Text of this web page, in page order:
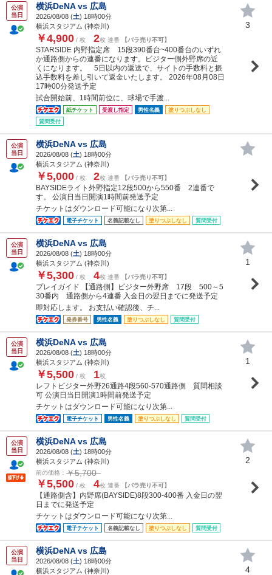
公演
当日
横浜DeNA vs 広島
2026/08/08 (土) 18時00分
横浜スタジアム (神奈川)
￥4,900 / 枚 2枚 連番 【バラ売り不可】
STARSIDE 内野指定席 15段390番台~400番台のいずれ
か通路側からの連番になります。ビジター側外野席の近
くになります。 5日以内の返送で、サイトの手数料と振
込手数料を差し引いて返金いたします。 2026年08月08日
17時00分発送予定
試合開始前、1時間前位に、球場で手渡...
紙チケット 受渡し指定 男性名義
塗りつぶしなし
質問受付
3
公演
当日
横浜DeNA vs 広島
2026/08/08 (土) 18時00分
横浜スタジアム (神奈川)
￥5,000 / 枚 2枚 連番 【バラ売り不可】
BAYSIDEライト外野指定12段500から550番 2連番で
す。 公演日当日開演1時間前発送予定
チケットはダウンロード可能になり次第...
電子チケット 名義記載なし 塗りつぶしなし 質問受付
公演
当日
横浜DeNA vs 広島
2026/08/08 (土) 18時00分
横浜スタジアム (神奈川)
￥5,300 / 枚 4枚 連番 【バラ売り不可】
プレイガイド 【通路側】ビジター外野席 17段 500～5
30番内 通路側から4連番 入金日の翌日までに発送予定
即対応します。 お支払い確認後、チ...
発券番号 男性名義 塗りつぶしなし 質問受付
1
公演
当日
横浜DeNA vs 広島
2026/08/08 (土) 18時00分
横浜スタジアム (神奈川)
￥5,500 / 枚 1枚
レフトビジター外野26通路4段560-570通路側 質問相談
可 公演日当日開演1時間前発送予定
チケットはダウンロード可能になり次第...
電子チケット 男性名義 塗りつぶしなし 質問受付
1
公演
当日
横浜DeNA vs 広島
2026/08/08 (土) 18時00分
横浜スタジアム (神奈川)
前の価格： ￥5,700
￥5,500 / 枚 4枚 連番 【バラ売り不可】
【通路側含】内野席(BAYSIDE)8段300-400番 入金日の翌
日までに発送予定
チケットはダウンロード可能になり次第...
電子チケット 名義記載なし 塗りつぶしなし 質問受付
2
公演
当日
横浜DeNA vs 広島
2026/08/08 (土) 18時00分
横浜スタジアム (神奈川)
4